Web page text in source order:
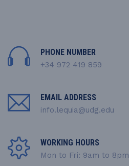
PHONE NUMBER
+34 972 419 859
EMAIL ADDRESS
info.lequia@udg.edu
WORKING HOURS
Mon to Fri: 9am to 8pm